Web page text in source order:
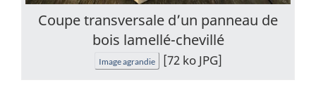
Coupe transversale d’un panneau de
bois lamellé-chevillé
Image agrandie [72 ko JPG]